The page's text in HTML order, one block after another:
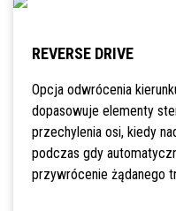
REVERSE DRIVE
Opcja odwrócenia
dopasowuje elementy
przechylenia osi, kiedy
podczas gdy
przywrócenie żądanego